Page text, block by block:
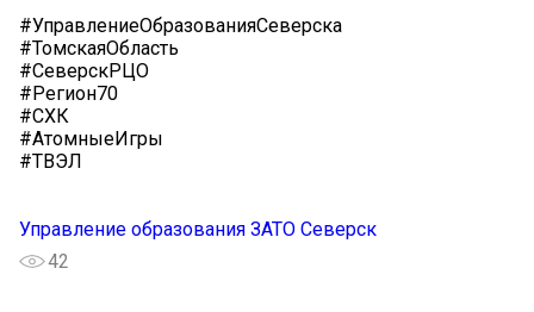
#УправлениеОбразованияСеверска
#ТомскаяОбласть
#СеверскРЦО
#Регион70
#СХК
#АтомныеИгры
#ТВЭЛ
Управление образования ЗАТО Северск
42